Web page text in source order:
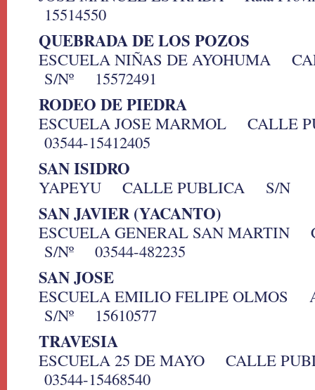
15514550
QUEBRADA DE LOS POZOS
ESCUELA NIÑAS DE AYOHUMA
S/Nº 15572491
RODEO DE PIEDRA
ESCUELA JOSE MARMOL
03544-15412405
SAN ISIDRO
YAPEYU CALLE PUBLICA S/N
SAN JAVIER (YACANTO)
ESCUELA GENERAL SAN
S/Nº 03544-482235
SAN JOSE
ESCUELA EMILIO FELIPE OLMOS
S/Nº 15610577
TRAVESIA
ESCUELA 25 DE MAYO CALLE
03544-15468540